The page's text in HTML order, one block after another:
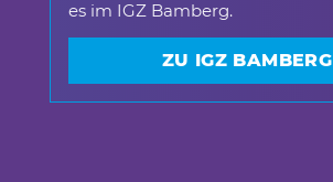
es im IGZ Bamberg.
ZU IGZ BAMBERG